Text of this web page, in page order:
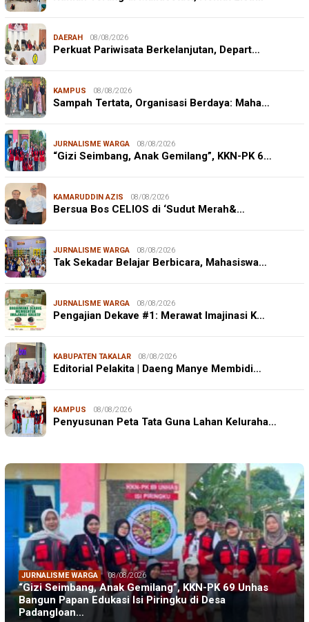
DAERAH 08/08/2026
Perkuat Pariwisata Berkelanjutan, Depart…
KAMPUS 08/08/2026
Sampah Tertata, Organisasi Berdaya: Maha…
JURNALISME WARGA 08/08/2026
“Gizi Seimbang, Anak Gemilang”, KKN-PK 6…
KAMARUDDIN AZIS 08/08/2026
Bersua Bos CELIOS di ‘Sudut Merah&…
JURNALISME WARGA 08/08/2026
Tak Sekadar Belajar Berbicara, Mahasiswa…
JURNALISME WARGA 08/08/2026
Pengajian Dekave #1: Merawat Imajinasi K…
KABUPATEN TAKALAR 08/08/2026
Editorial Pelakita | Daeng Manye Membidi…
KAMPUS 08/08/2026
Penyusunan Peta Tata Guna Lahan Keluraha…
JURNALISME WARGA 08/08/2026
“Gizi Seimbang, Anak Gemilang”, KKN-PK 69 Unhas
Bangun Papan Edukasi Isi Piringku di Desa
Padangloan…